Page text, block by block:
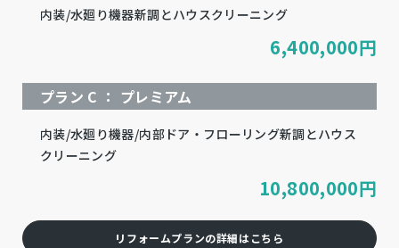
内装/水廻り機器新調とハウスクリーニング
6,400,000円
プラン C ： プレミアム
内装/水廻り機器/内部ドア・フローリング新調とハウス
クリーニング
10,800,000円
リフォームプランの詳細はこちら